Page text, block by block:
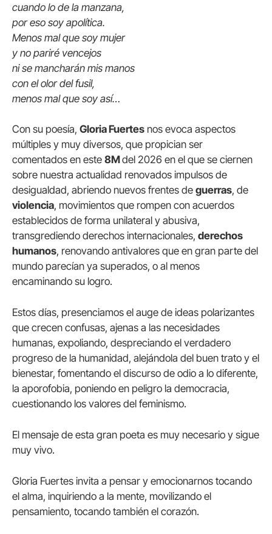
cuando lo de la manzana,
por eso soy apolítica.
Menos mal que soy mujer
y no pariré vencejos
ni se mancharán mis manos
con el olor del fusil,
menos mal que soy así…
Con su poesía, Gloria Fuertes nos evoca aspectos
múltiples y muy diversos, que propician ser
comentados en este 8Mdel 2026 en el que se ciernen
sobre nuestra actualidad renovados impulsos de
desigualdad, abriendo nuevos frentes de guerras, de
violencia, movimientos que rompen con acuerdos
establecidos de forma unilateral y abusiva,
transgrediendo derechos internacionales, derechos
humanos, renovando antivalores que en gran parte del
mundo parecían ya superados, o al menos
encaminando su logro.
Estos días, presenciamos el auge de ideas polarizantes
que crecen confusas, ajenas a las necesidades
humanas, expoliando, despreciando el verdadero
progreso de la humanidad, alejándola del buen trato y el
bienestar, fomentando el discurso de odio a lo diferente,
la aporofobia, poniendo en peligro la democracia,
cuestionando los valores del feminismo.
El mensaje de esta gran poeta es muy necesario y sigue
muy vivo.
Gloria Fuertes invita a pensar y emocionarnos tocando
el alma, inquiriendo a la mente, movilizando el
pensamiento, tocando también el corazón.